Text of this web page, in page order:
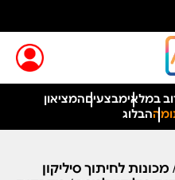
במלאימבצעיםהמציאון
הבלוג
מכונות לחיתוך סיליקון